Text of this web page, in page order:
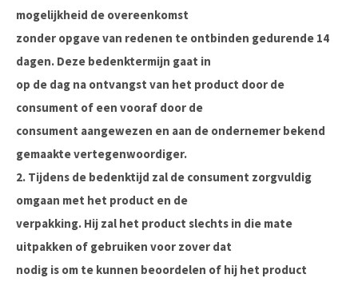
mogelijkheid de overeenkomst
zonder opgave van redenen te ontbinden gedurende 14
dagen. Deze bedenktermijn gaat in
op de dag na ontvangst van het product door de
consument of een vooraf door de
consument aangewezen en aan de ondernemer bekend
gemaakte vertegenwoordiger.
2. Tijdens de bedenktijd zal de consument zorgvuldig
omgaan met het product en de
verpakking. Hij zal het product slechts in die mate
uitpakken of gebruiken voor zover dat
nodig is om te kunnen beoordelen of hij het product